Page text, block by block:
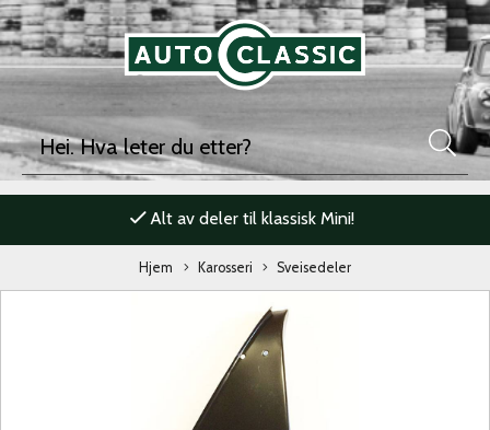
Alt av deler til klassisk Mini!
Hjem Karosseri Sveisedeler